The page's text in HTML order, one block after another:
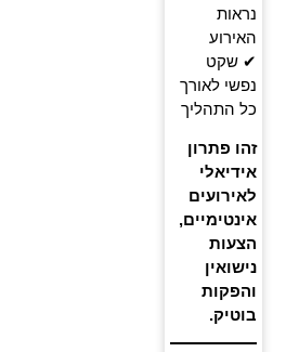
נראות
האירוע
✔ שקט
נפשי לאורך
כל התהליך
זהו פתרון
אידיאלי
לאירועים
אינטימיים,
הצעות
נישואין
והפקות
בוטיק.